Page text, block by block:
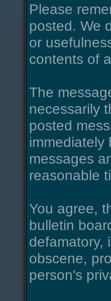
Please
posted. We
or
contents of
The
necessarily
posted
immediately
messages
reasonable
You agree,
bulletin
defamatory,
obscene,
person's